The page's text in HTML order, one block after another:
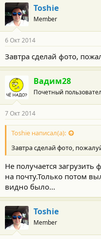
Toshie
Member
6 Окт 2014
Завтра сделай фото,
Вадим28
Почетный
7 Окт 2014
Toshie написал(а):
Завтра сделай фото,
Не получается
на почту.Только потом
видно было...
Toshie
Member